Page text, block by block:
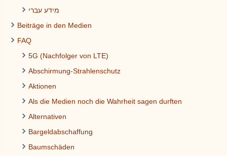
מידע עברי
Beiträge in den Medien
FAQ
5G (Nachfolger von LTE)
Abschirmung-Strahlenschutz
Aktionen
Als die Medien noch die Wahrheit sagen durften
Alternativen
Bargeldabschaffung
Baumschäden